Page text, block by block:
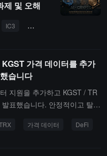
은 플랫폼이 인식하고 있습니
유형의 오라클을 찾기 시작
제 및 오해
IC3 탈중앙화
가격 데이터를 추가
습니다
지원을 추가하고 KGST / TR
표했습니다. 안정적이고 탈중
하게 접속할 수 있도록 도와
가격 데이터 DeFi